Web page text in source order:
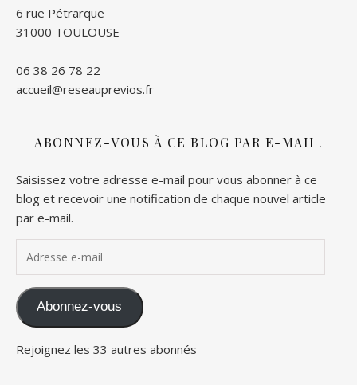
6 rue Pétrarque
31000 TOULOUSE
06 38 26 78 22
accueil@reseauprevios.fr
ABONNEZ-VOUS À CE BLOG PAR E-MAIL.
Saisissez votre adresse e-mail pour vous abonner à ce
blog et recevoir une notification de chaque nouvel article
par e-mail.
Abonnez-vous
Rejoignez les 33 autres abonnés